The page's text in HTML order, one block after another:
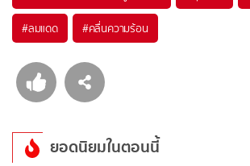
#ลมแดด #คลื่นความร้อน
ยอดนิยมในตอนนี้